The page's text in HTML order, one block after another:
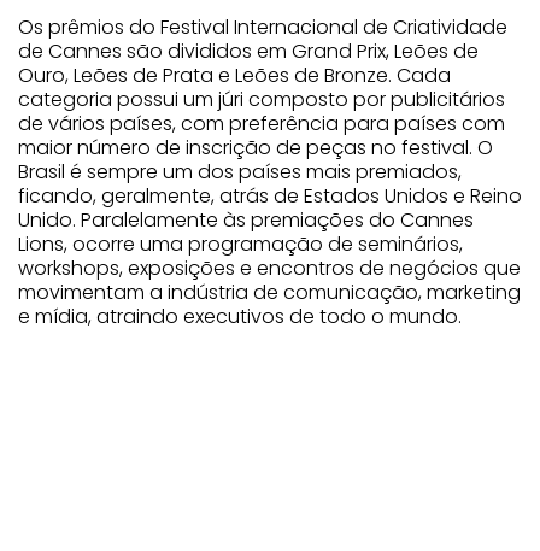
Os prêmios do Festival Internacional de Criatividade
de Cannes são divididos em Grand Prix, Leões de
Ouro, Leões de Prata e Leões de Bronze. Cada
categoria possui um júri composto por publicitários
de vários países, com preferência para países com
maior número de inscrição de peças no festival. O
Brasil é sempre um dos países mais premiados,
ficando, geralmente, atrás de Estados Unidos e Reino
Unido. Paralelamente às premiações do Cannes
Lions, ocorre uma programação de seminários,
workshops, exposições e encontros de negócios que
movimentam a indústria de comunicação, marketing
e mídia, atraindo executivos de todo o mundo.